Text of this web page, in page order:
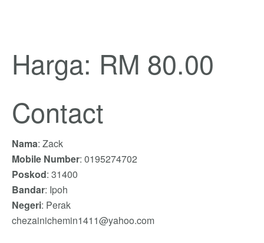
Harga: RM 80.00
Contact
Nama: Zack
Mobile Number: 0195274702
Poskod: 31400
Bandar: Ipoh
Negeri: Perak
chezainichemin1411@yahoo.com